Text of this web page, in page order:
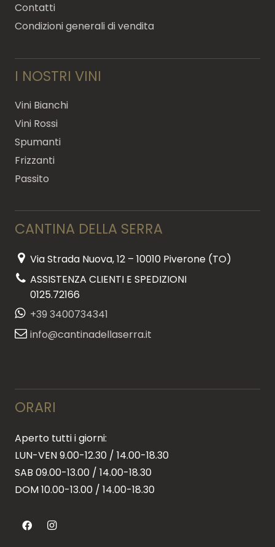
Contatti
Condizioni generali di vendita
I NOSTRI VINI
Vini Bianchi
Vini Rossi
Spumanti
Frizzanti
Passito
CANTINA DELLA SERRA
Via Strada Nuova, 12 – 10010 Piverone (TO)
ASSISTENZA CLIENTI E SPEDIZIONI
0125.72166
+39 3400734341
info@cantinadellaserra.it
ORARI
Aperto tutti i giorni:
LUN-VEN 9.00-12.30 / 14.00-18.30
SAB 09.00-13.00 / 14.00-18.30
DOM 10.00-13.00 / 14.00-18.30